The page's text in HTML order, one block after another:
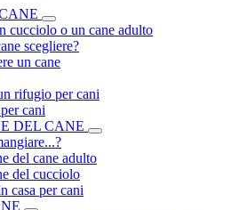
cucciolo o un cane adulto
scegliere?
un cane
rifugio per cani
cani
DEL CANE
del cane adulto
del cucciolo
casa per cani